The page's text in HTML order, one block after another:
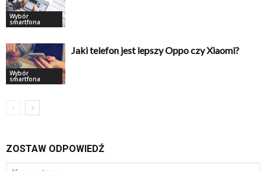
Wybór
smartfona
Wybór
smartfona
Jaki telefon jest lepszy Oppo czy Xiaomi?
ZOSTAW ODPOWIEDŹ